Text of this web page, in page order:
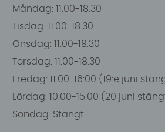
Måndag: 11.00-18.30
Tisdag: 11.00-18.30
Onsdag: 11.00-18.30
Torsdag: 11.00-18.30
Fredag: 11.00-16:00 (19:e juni
Lördag: 10.00-15.00 (20 juni
Söndag: Stängt